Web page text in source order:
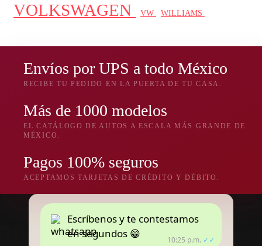
VOLKSWAGEN VW WILLIAMS
Envíos por UPS a todo México
RECIBE TU PEDIDO EN LA PUERTA DE TU CASA.
Más de 1000 modelos
EL CATÁLOGO DE AUTOS A ESCALA MÁS GRANDE DE
MÉXICO.
Pagos 100% seguros
ACEPTAMOS TARJETAS DE CRÉDITO Y DÉBITO.
Escríbenos y te contestamos
en segundos 😁
10:25 p.m. ✓✓